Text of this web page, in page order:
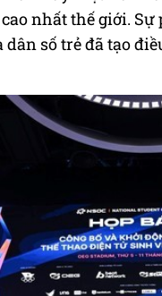
nhất thế giới.
số trẻ đã tạo